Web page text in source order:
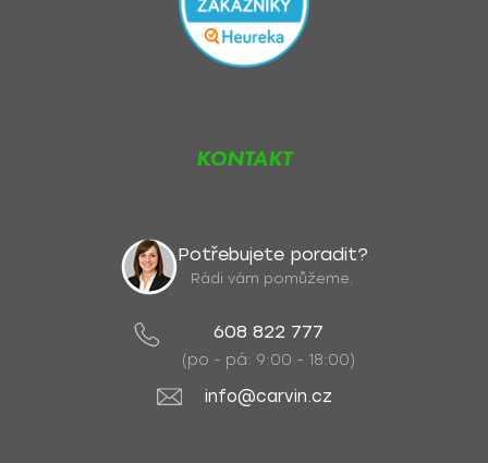
KONTAKT
Potřebujete poradit?
Rádi vám pomůžeme.
608 822 777
(po - pá: 9:00 - 18:00)
info@carvin.cz